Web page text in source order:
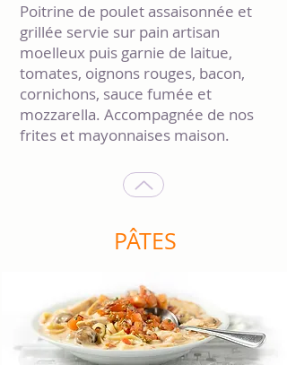
Poitrine de poulet assaisonnée et
grillée servie sur pain artisan
moelleux puis garnie de laitue,
tomates, oignons rouges, bacon,
cornichons, sauce fumée et
mozzarella. Accompagnée de nos
frites et mayonnaises maison.
PÂTES